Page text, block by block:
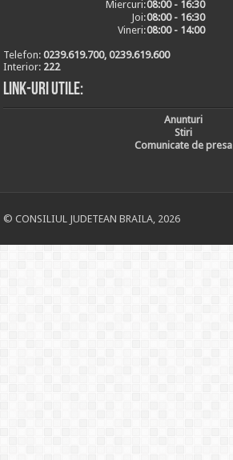
Miercuri:08:00 - 16:30
Joi:08:00 - 16:30
Vineri:08:00 - 14:00
Telefon:0239.619.700, 0239.619.600
Interior: 222
Link-uri utile:
Anunturi
Stiri
Comunicate de presa
© CONSILIUL JUDETEAN BRAILA, 2026